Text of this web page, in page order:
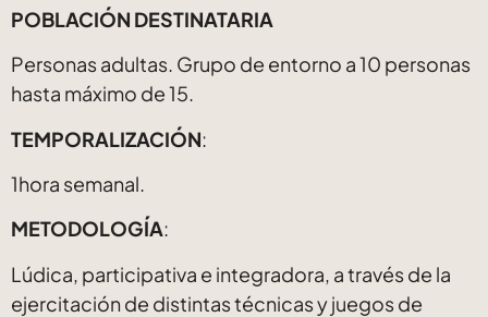
POBLACIÓN DESTINATARIA
Personas adultas. Grupo de entorno a 10 personas
hasta máximo de 15.
TEMPORALIZACIÓN:
1hora semanal.
METODOLOGÍA:
Lúdica, participativa e integradora, a través de la
ejercitación de distintas técnicas y juegos de